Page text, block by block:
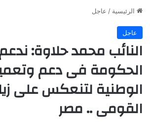
الرئيسية / عاجل
عاجل
النائب محمد حلاوة:
الحكومة فى دعم
الوطنية لتنعكس على
القومى .. مصر